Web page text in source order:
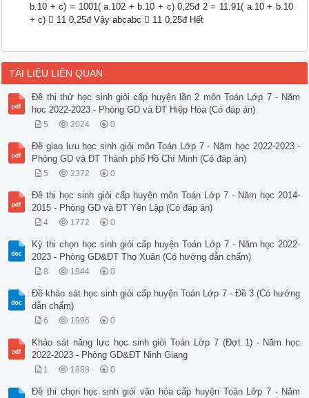
b.10 + c) = 1001( a.102 + b.10 + c) 0,25đ 2 = 11.91( a.10 + b.10
+ c)  11 0,25đ Vậy abcabc  11 0,25đ Hết
TÀI LIỆU LIÊN QUAN
Đề thi thử học sinh giỏi cấp huyện lần 2 môn Toán Lớp 7 - Năm
học 2022-2023 - Phòng GD và ĐT Hiệp Hòa (Có đáp án)
5 2024 0
Đề giao lưu học sinh giỏi môn Toán Lớp 7 - Năm học 2022-2023 -
Phòng GD và ĐT Thành phố Hồ Chí Minh (Có đáp án)
5 2372 0
Đề thi học sinh giỏi cấp huyện môn Toán Lớp 7 - Năm học 2014-
2015 - Phòng GD và ĐT Yên Lập (Có đáp án)
4 1772 0
Kỳ thi chọn học sinh giỏi cấp huyện Toán Lớp 7 - Năm học 2022-
2023 - Phòng GD&ĐT Thọ Xuân (Có hướng dẫn chấm)
8 1944 0
Đề khảo sát học sinh giỏi cấp huyện Toán Lớp 7 - Đề 3 (Có hướng
dẫn chấm)
6 1996 0
Khảo sát năng lực học sinh giỏi Toán Lớp 7 (Đợt 1) - Năm học
2022-2023 - Phòng GD&ĐT Ninh Giang
1 1888 0
Đề thi chọn học sinh giỏi văn hóa cấp huyện Toán Lớp 7 - Năm